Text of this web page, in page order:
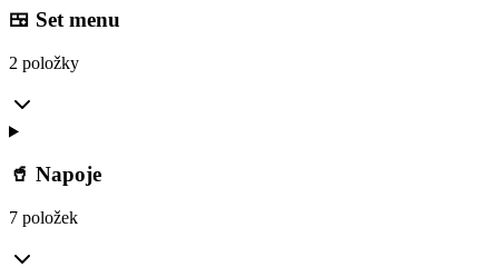
🍱 Set menu
2 položky
🥤 Napoje
7 položek